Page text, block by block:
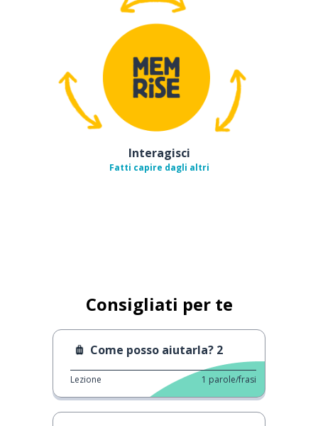
Interagisci
Fatti capire dagli altri
Consigliati per te
Come posso aiutarla? 2
Lezione 1 parole/frasi